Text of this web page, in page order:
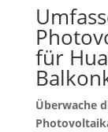
für
Überwache